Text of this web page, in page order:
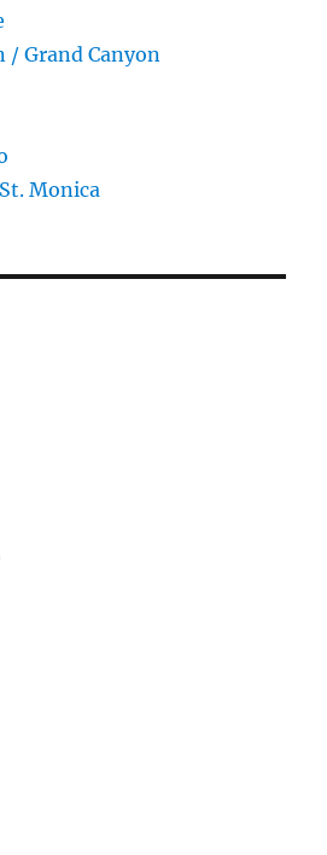
/ Grand Canyon
Monica